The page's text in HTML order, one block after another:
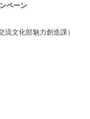
ペーン
流文化部魅力創造課）